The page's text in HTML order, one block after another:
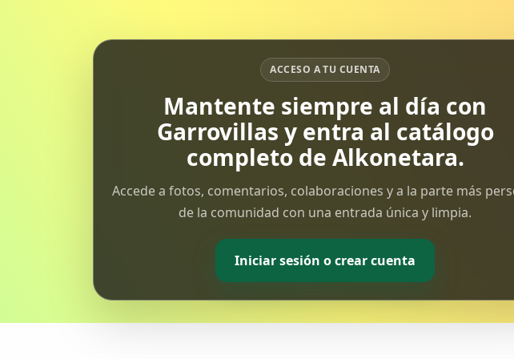
ACCESO A TU CUENTA
Mantente siempre al día con
Garrovillas y entra al catálogo
completo de Alkonetara.
Accede a fotos, comentarios, colaboraciones y a la parte más
de la comunidad con una entrada única y limpia.
Iniciar sesión o crear cuenta